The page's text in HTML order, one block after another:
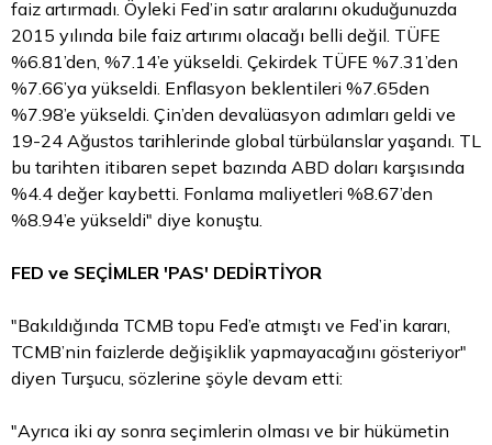
faiz artırmadı. Öyleki Fed’in satır aralarını okuduğunuzda
2015 yılında bile faiz artırımı olacağı belli değil. TÜFE
%6.81’den, %7.14’e yükseldi. Çekirdek TÜFE %7.31’den
%7.66’ya yükseldi. Enflasyon beklentileri %7.65den
%7.98’e yükseldi. Çin’den devalüasyon adımları geldi ve
19-24 Ağustos tarihlerinde global türbülanslar yaşandı. TL
bu tarihten itibaren sepet bazında ABD doları karşısında
%4.4 değer kaybetti. Fonlama maliyetleri %8.67’den
%8.94’e yükseldi" diye konuştu.
FED ve SEÇİMLER 'PAS' DEDİRTİYOR
"Bakıldığında TCMB topu Fed’e atmıştı ve Fed’in kararı,
TCMB’nin faizlerde değişiklik yapmayacağını gösteriyor"
diyen Turşucu, sözlerine şöyle devam etti:
"Ayrıca iki ay sonra seçimlerin olması ve bir hükümetin